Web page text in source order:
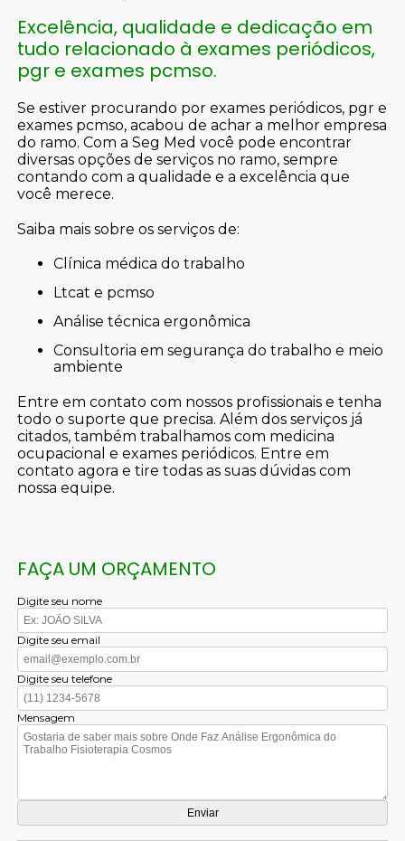
Excelência, qualidade e dedicação em
tudo relacionado à exames periódicos,
pgr e exames pcmso.
Se estiver procurando por exames periódicos, pgr e
exames pcmso, acabou de achar a melhor empresa
do ramo. Com a Seg Med você pode encontrar
diversas opções de serviços no ramo, sempre
contando com a qualidade e a excelência que
você merece.
Saiba mais sobre os serviços de:
clínica médica do trabalho
ltcat e pcmso
análise técnica ergonômica
consultoria em segurança do trabalho e meio
ambiente
Entre em contato com nossos profissionais e tenha
todo o suporte que precisa. Além dos serviços já
citados, também trabalhamos com medicina
ocupacional e exames periódicos. Entre em
contato agora e tire todas as suas dúvidas com
nossa equipe.
FAÇA UM ORÇAMENTO
Digite seu nome
Digite seu email
Digite seu telefone
Mensagem